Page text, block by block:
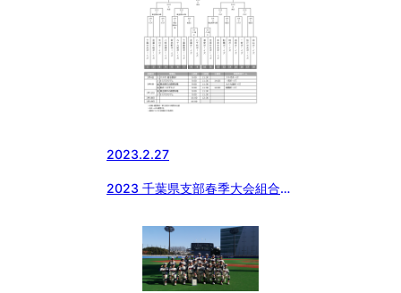
2023.2.27
2023 千葉県支部春季大会組合せ